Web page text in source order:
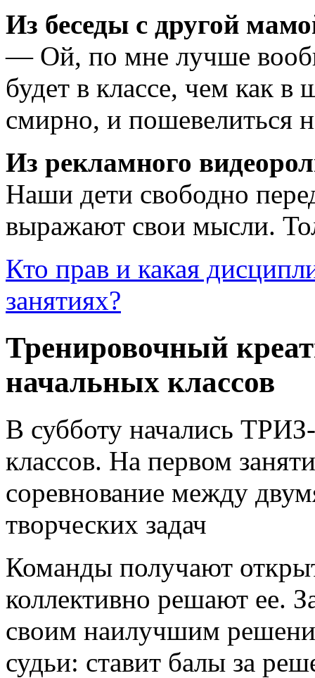
Из беседы с другой
— Ой, по мне лучше
будет в классе, чем как в
смирно, и пошевелиться
Из рекламного
Наши дети свободно
выражают свои мысли.
Кто прав и какая
занятиях?
Тренировочный
начальных классов
В субботу начались
классов. На первом
соревнование между
творческих задач
Команды получают
коллективно решают ее.
своим наилучшим
судьи: ставит балы за